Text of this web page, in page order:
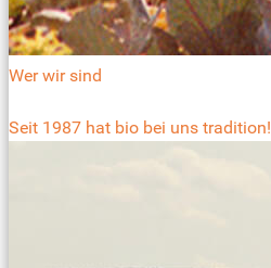
Wer wir sind
Seit 1987 hat bio bei uns tradition!